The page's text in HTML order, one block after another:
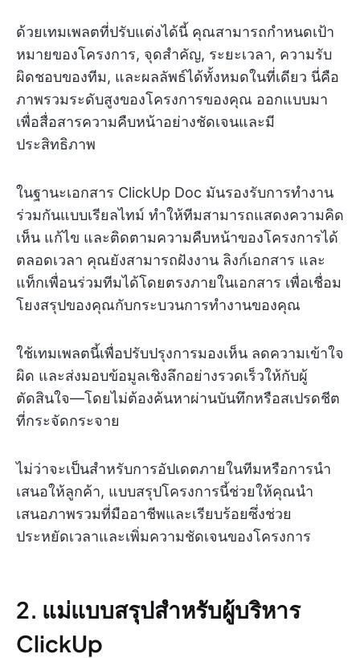
ด้วยเทมเพลตที่ปรับแต่งได้นี้ คุณสามารถกำหนดเป้า
หมายของโครงการ, จุดสำคัญ, ระยะเวลา, ความรับ
ผิดชอบของทีม, และผลลัพธ์ได้ทั้งหมดในที่เดียว นี่คือ
ภาพรวมระดับสูงของโครงการของคุณ ออกแบบมา
เพื่อสื่อสารความคืบหน้าอย่างชัดเจนและมี
ประสิทธิภาพ
ในฐานะเอกสาร ClickUp Doc มันรองรับการทำงาน
ร่วมกันแบบเรียลไทม์ ทำให้ทีมสามารถแสดงความคิด
เห็น แก้ไข และติดตามความคืบหน้าของโครงการได้
ตลอดเวลา คุณยังสามารถฝังงาน ลิงก์เอกสาร และ
แท็กเพื่อนร่วมทีมได้โดยตรงภายในเอกสาร เพื่อเชื่อม
โยงสรุปของคุณกับกระบวนการทำงานของคุณ
ใช้เทมเพลตนี้เพื่อปรับปรุงการมองเห็น ลดความเข้าใจ
ผิด และส่งมอบข้อมูลเชิงลึกอย่างรวดเร็วให้กับผู้
ตัดสินใจ—โดยไม่ต้องค้นหาผ่านบันทึกหรือสเปรดชีต
ที่กระจัดกระจาย
ไม่ว่าจะเป็นสำหรับการอัปเดตภายในทีมหรือการนำ
เสนอให้ลูกค้า, แบบสรุปโครงการนี้ช่วยให้คุณนำ
เสนอภาพรวมที่มืออาชีพและเรียบร้อยซึ่งช่วย
ประหยัดเวลาและเพิ่มความชัดเจนของโครงการ
2. แม่แบบสรุปสำหรับผู้บริหาร
ClickUp